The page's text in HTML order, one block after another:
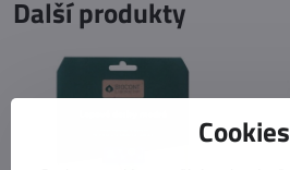
Další produkty
Cookies